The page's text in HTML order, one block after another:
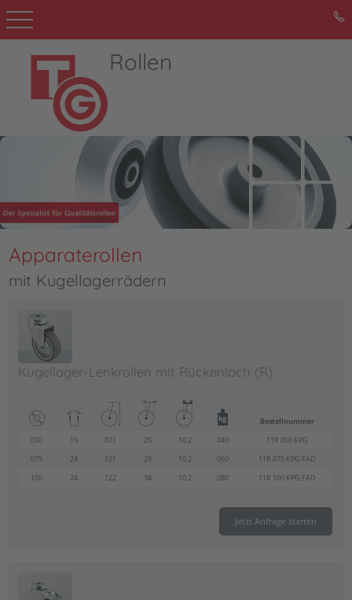
Produkte
Downloads
Rollen
Apparaterollen
mit Kugellagerrädern
Kugellager-Lenkrollen mit Rückenloch (R)
Bestellnummer
050
19 071 25 10,2 040
11R 050 KPG
075
24 101 28 10,2 060
11R 075 KPG FAD
100
24 122 34 10,2 080 11R 100 KPG FAD
Jetzt Anfrage starten